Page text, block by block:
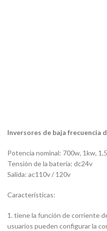
Inversores de baja frecuencia
Potencia nominal: 700w, 1kw,
Tensión de la batería: dc24v
Salida: ac110v / 120v
Características:
1. tiene la función de corriente
usuarios pueden configurar la